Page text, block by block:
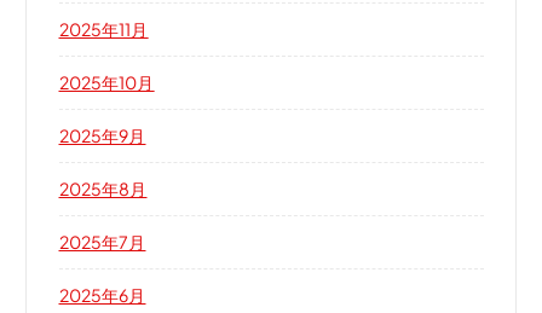
2025年11月
2025年10月
2025年9月
2025年8月
2025年7月
2025年6月